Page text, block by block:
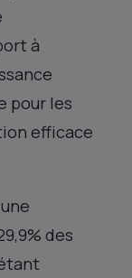
à
pour les
efficace
des